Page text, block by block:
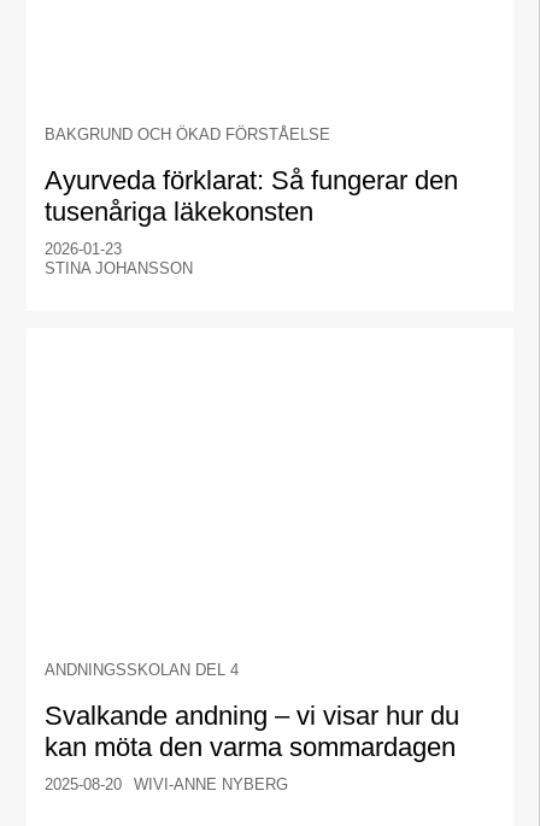
BAKGRUND OCH ÖKAD FÖRSTÅELSE
Ayurveda förklarat: Så fungerar den
tusenåriga läkekonsten
2026-01-23
STINA JOHANSSON
ANDNINGSSKOLAN DEL 4
Svalkande andning – vi visar hur du
kan möta den varma sommardagen
2025-08-20 WIVI-ANNE NYBERG